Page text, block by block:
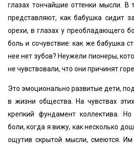
глазах тончайшие оттенки мысли. В
представляют, как бабушка сидит
орехи, в глазах у преобладающего
боль и сочувствие: как же бабушка
нее нет зубов? Неужели пионеры,
не чувствовали, что они причинят
Это эмоционально развитые дети,
в жизни общества. На чувствах
крепкий фундамент коллектива.
боли, когда я вижу, как несколько
ощутив скрытой мысли, смеются.